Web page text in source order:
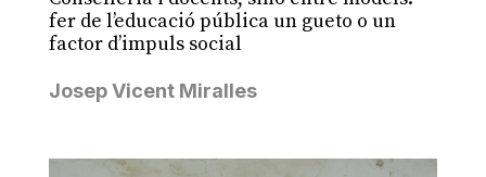
fer de l’educació pública un gueto o un
factor d’impuls social
Josep Vicent Miralles